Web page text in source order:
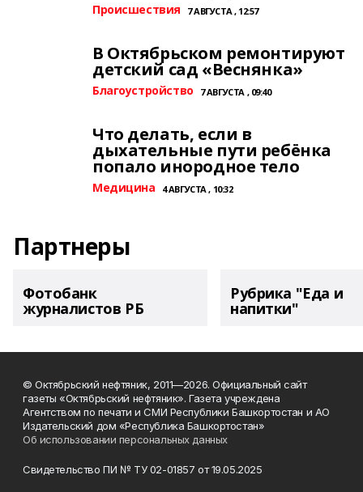
Происшествия 7 АВГУСТА , 12:57
В Октябрьском ремонтируют
детский сад «Веснянка»
Благоустройство 7 АВГУСТА , 09:40
Что делать, если в
дыхательные пути ребёнка
попало инородное тело
Медицина 4 АВГУСТА , 10:32
Партнеры
Фотобанк
журналистов РБ
Рубрика "Еда и
напитки"
© Октябрьский нефтяник, 2011—2026. Официальный сайт
газеты «Октябрьский нефтяник». Газета учреждена
Агентством по печати и СМИ Республики Башкортостан и АО
Издательский дом «Республика Башкортостан»
Об использовании персональных данных
Свидетельство ПИ № ТУ 02-01857 от 19.05.2025